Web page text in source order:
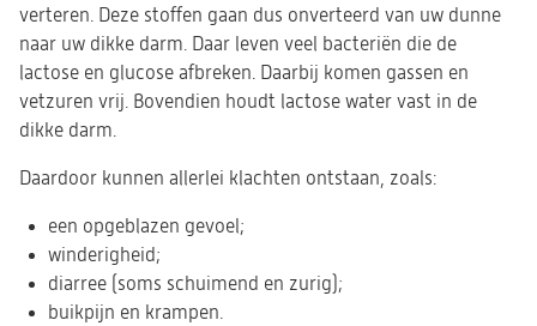
verteren. Deze stoffen gaan dus onverteerd van uw dunne
naar uw dikke darm. Daar leven veel bacteriën die de
lactose en glucose afbreken. Daarbij komen gassen en
vetzuren vrij. Bovendien houdt lactose water vast in de
dikke darm.
Daardoor kunnen allerlei klachten ontstaan, zoals:
een opgeblazen gevoel;
winderigheid;
diarree (soms schuimend en zurig);
buikpijn en krampen.